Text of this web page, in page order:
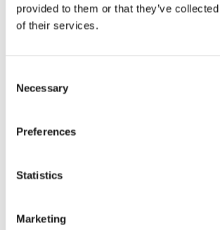
provided to them or that they’ve
of their services.
Selection
Necessary
Preferences
Statistics
Marketing
Wat is er veranderd sinds 2025?
meer. Dit maakt de businesscase
investeringen naar gedeelde
adoptie door wagenparken en de
dynamiek van laadinfrastructuur